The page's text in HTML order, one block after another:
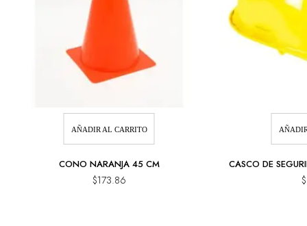
AÑADIR AL CARRITO
CONO NARANJA 45 CM
$173.86
CASCO DE
$